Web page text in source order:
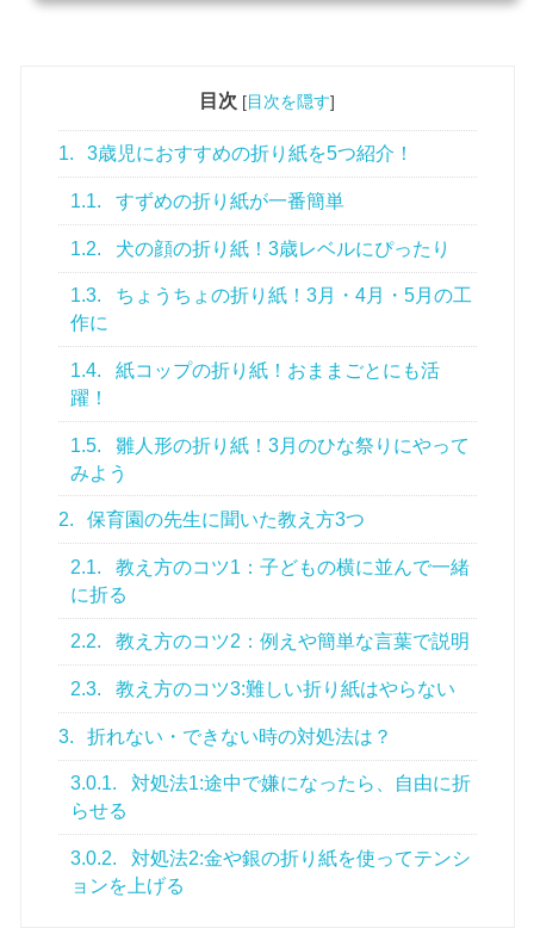
目次 [目次を隠す]
1. 3歳児におすすめの折り紙を5つ紹介！
1.1. すずめの折り紙が一番簡単
1.2. 犬の顔の折り紙！3歳レベルにぴったり
1.3.
ちょうちょの折り紙！3月・4月・5月の工
作に
1.4.
紙コップの折り紙！おままごとにも活
躍！
1.5.
雛人形の折り紙！3月のひな祭りにやって
みよう
2. 保育園の先生に聞いた教え方3つ
2.1.
教え方のコツ1：子どもの横に並んで一緒
に折る
2.2. 教え方のコツ2：例えや簡単な言葉で説明
2.3. 教え方のコツ3:難しい折り紙はやらない
3. 折れない・できない時の対処法は？
3.0.1.
対処法1:途中で嫌になったら、自由に折
らせる
3.0.2.
対処法2:金や銀の折り紙を使ってテンシ
ョンを上げる